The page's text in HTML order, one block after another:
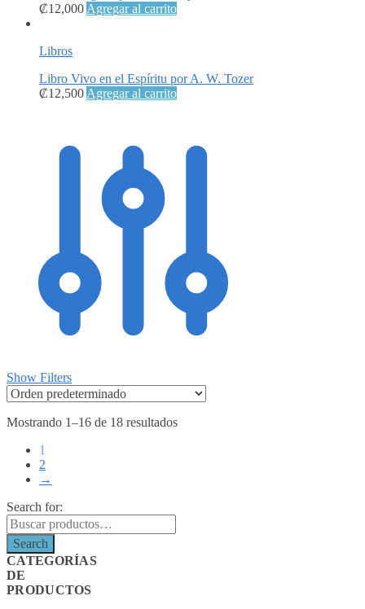
₡12,000 Agregar al carrito
Libros
Libro Vivo en el Espíritu por A. W. Tozer
₡12,500 Agregar al carrito
Show Filters
Mostrando 1–16 de 18 resultados
1
2
→
Search for:
Search
CATEGORÍAS
DE
PRODUCTOS